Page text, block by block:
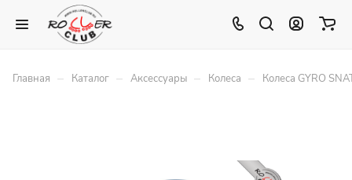
Главная – Каталог – Аксессуары – Колеса – Колеса GYRO